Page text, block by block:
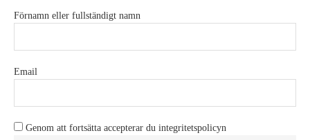
Förnamn eller fullständigt namn
Email
Genom att fortsätta accepterar du integritetspolicyn